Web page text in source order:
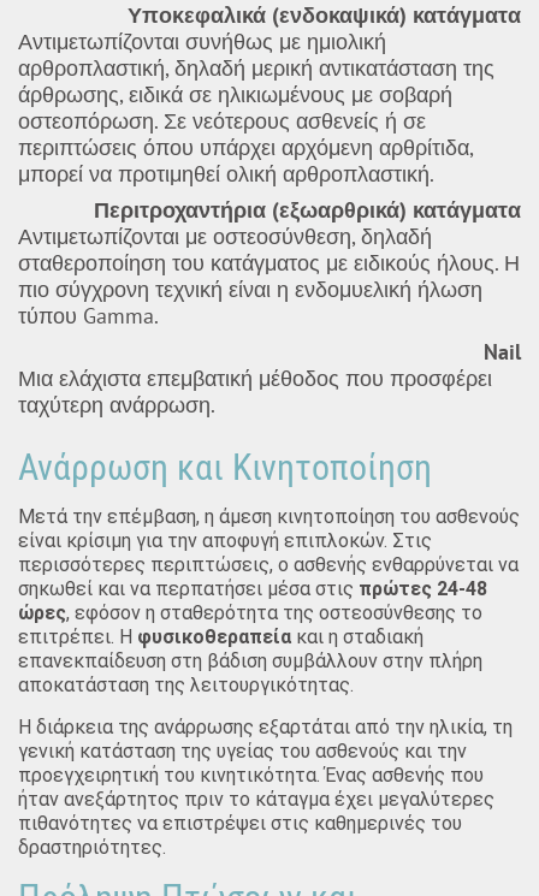
Υποκεφαλικά (ενδοκαψικά) κατάγματα
Αντιμετωπίζονται συνήθως με ημιολική
αρθροπλαστική, δηλαδή μερική αντικατάσταση της
άρθρωσης, ειδικά σε ηλικιωμένους με σοβαρή
οστεοπόρωση. Σε νεότερους ασθενείς ή σε
περιπτώσεις όπου υπάρχει αρχόμενη αρθρίτιδα,
μπορεί να προτιμηθεί ολική αρθροπλαστική.
Περιτροχαντήρια (εξωαρθρικά) κατάγματα
Αντιμετωπίζονται με οστεοσύνθεση, δηλαδή
σταθεροποίηση του κατάγματος με ειδικούς ήλους. Η
πιο σύγχρονη τεχνική είναι η ενδομυελική ήλωση
τύπου Gamma.
Nail
Μια ελάχιστα επεμβατική μέθοδος που προσφέρει
ταχύτερη ανάρρωση.
Ανάρρωση και Κινητοποίηση
Μετά την επέμβαση, η άμεση κινητοποίηση του ασθενούς
είναι κρίσιμη για την αποφυγή επιπλοκών. Στις
περισσότερες περιπτώσεις, ο ασθενής ενθαρρύνεται να
σηκωθεί και να περπατήσει μέσα στις πρώτες 24-48
ώρες, εφόσον η σταθερότητα της οστεοσύνθεσης το
επιτρέπει. Η φυσικοθεραπεία και η σταδιακή
επανεκπαίδευση στη βάδιση συμβάλλουν στην πλήρη
αποκατάσταση της λειτουργικότητας.
Η διάρκεια της ανάρρωσης εξαρτάται από την ηλικία, τη
γενική κατάσταση της υγείας του ασθενούς και την
προεγχειρητική του κινητικότητα. Ένας ασθενής που
ήταν ανεξάρτητος πριν το κάταγμα έχει μεγαλύτερες
πιθανότητες να επιστρέψει στις καθημερινές του
δραστηριότητες.